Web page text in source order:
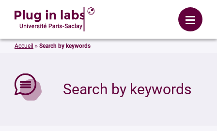
Menu
Search by keywords
Accueil » Search by keywords